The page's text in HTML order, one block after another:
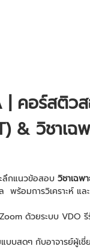
| คอร์สติว
& วิชาเฉ
ลึกแนวข้อสอบวิชาเฉพ
ร้อมการวิเคราะห์ แล
ด้วยระบบ VDO รี
บบสดๆ กับอาจารย์ผู้เ